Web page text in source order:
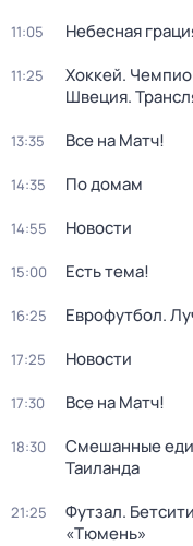
11:05 Небесная
11:25
Хоккей.
Швеция.
13:35 Все на Матч!
14:35 По домам
14:55 Новости
15:00 Есть тема!
16:25 Еврофутбол.
17:25 Новости
17:30 Все на Матч!
18:30
Смешанные
Таиланда
21:25
Футзал.
«Тюмень»